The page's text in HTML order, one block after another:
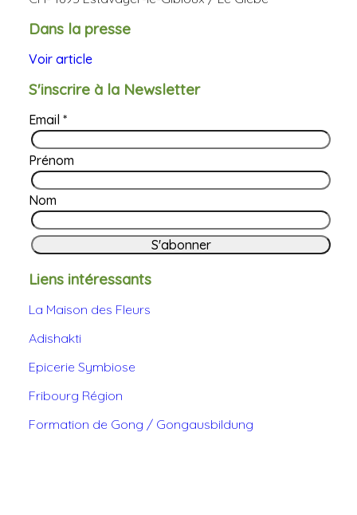
Dans la presse
Voir article
S'inscrire à la Newsletter
Email *
Prénom
Nom
Liens intéressants
La Maison des Fleurs
Adishakti
Epicerie Symbiose
Fribourg Région
Formation de Gong / Gongausbildung